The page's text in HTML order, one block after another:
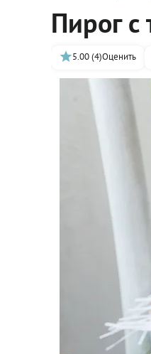
Пирог с
5.00 (4)Оценить